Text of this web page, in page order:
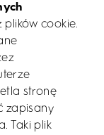
plików cookie.
stronę
zapisany
Taki plik